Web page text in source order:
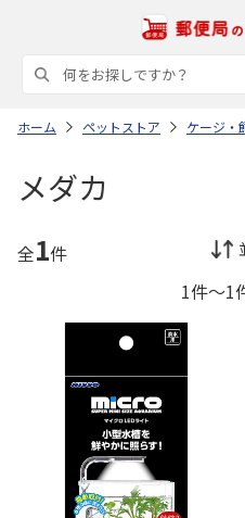
ホーム ペットストア ケージ・
メダカ
全1件
1件～1